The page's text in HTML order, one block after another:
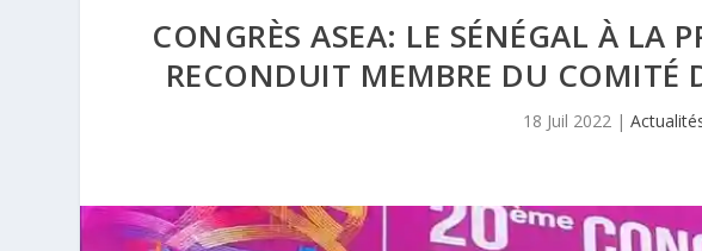
CONGRÈS ASEA: LE SÉNÉGAL À LA
RECONDUIT MEMBRE DU COMITÉ
18 Juil 2022 |